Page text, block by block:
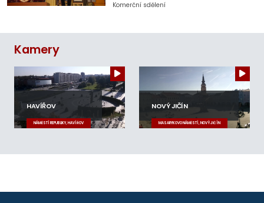
Komerční sdělení
Kamery
HAVÍŘOV
NÁMĚSTÍ REPUBLIKY, HAVÍŘOV
NOVÝ JIČÍN
MASARYKOVO NÁMĚSTÍ, NOVÝ JIČÍN